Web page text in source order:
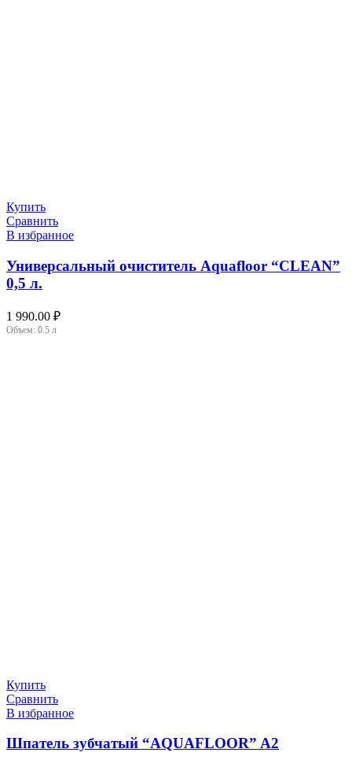
Купить
Сравнить
В избранное
Универсальный очиститель Aquafloor “CLEAN”
0,5 л.
1 990.00 ₽
Объем: 0.5 л
Купить
Сравнить
В избранное
Шпатель зубчатый “AQUAFLOOR” A2